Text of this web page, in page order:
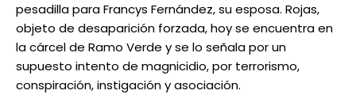
pesadilla para Francys Fernández, su esposa. Rojas,
objeto de desaparición forzada, hoy se encuentra en
la cárcel de Ramo Verde y se lo señala por un
supuesto intento de magnicidio, por terrorismo,
conspiración, instigación y asociación.